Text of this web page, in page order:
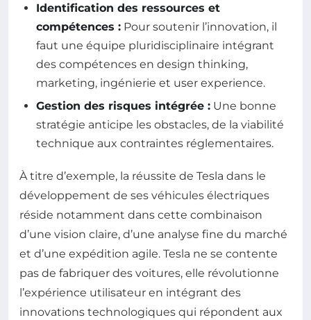
Identification des ressources et
compétences : Pour soutenir l’innovation, il
faut une équipe pluridisciplinaire intégrant
des compétences en design thinking,
marketing, ingénierie et user experience.
Gestion des risques intégrée : Une bonne
stratégie anticipe les obstacles, de la viabilité
technique aux contraintes réglementaires.
À titre d’exemple, la réussite de Tesla dans le
développement de ses véhicules électriques
réside notamment dans cette combinaison
d’une vision claire, d’une analyse fine du marché
et d’une expédition agile. Tesla ne se contente
pas de fabriquer des voitures, elle révolutionne
l’expérience utilisateur en intégrant des
innovations technologiques qui répondent aux